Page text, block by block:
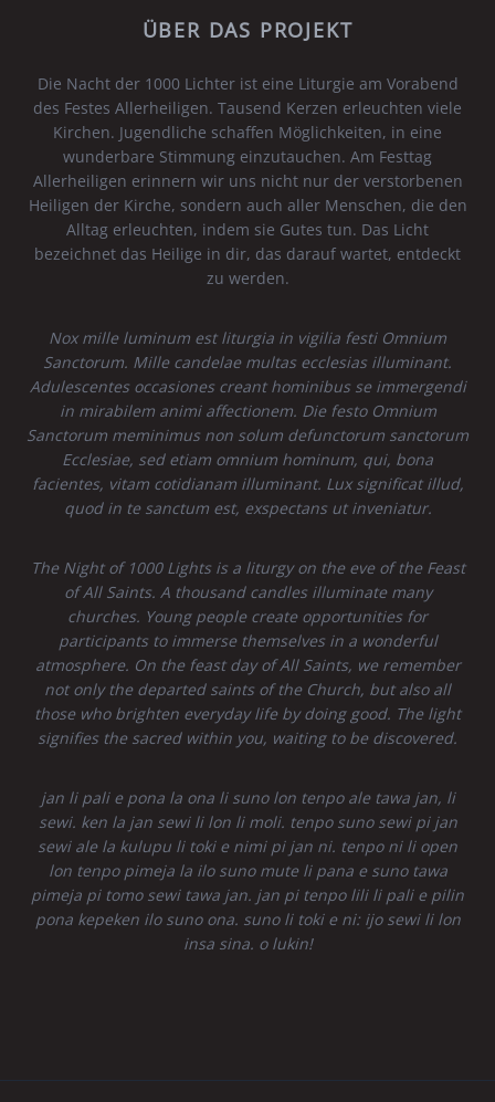
ÜBER DAS PROJEKT
Die Nacht der 1000 Lichter ist eine Liturgie am Vorabend
des Festes Allerheiligen. Tausend Kerzen erleuchten viele
Kirchen. Jugendliche schaffen Möglichkeiten, in eine
wunderbare Stimmung einzutauchen. Am Festtag
Allerheiligen erinnern wir uns nicht nur der verstorbenen
Heiligen der Kirche, sondern auch aller Menschen, die den
Alltag erleuchten, indem sie Gutes tun. Das Licht
bezeichnet das Heilige in dir, das darauf wartet, entdeckt
zu werden.
Nox mille luminum est liturgia in vigilia festi Omnium
Sanctorum. Mille candelae multas ecclesias illuminant.
Adulescentes occasiones creant hominibus se immergendi
in mirabilem animi affectionem. Die festo Omnium
Sanctorum meminimus non solum defunctorum sanctorum
Ecclesiae, sed etiam omnium hominum, qui, bona
facientes, vitam cotidianam illuminant. Lux significat illud,
quod in te sanctum est, exspectans ut inveniatur.
The Night of 1000 Lights is a liturgy on the eve of the Feast
of All Saints. A thousand candles illuminate many
churches. Young people create opportunities for
participants to immerse themselves in a wonderful
atmosphere. On the feast day of All Saints, we remember
not only the departed saints of the Church, but also all
those who brighten everyday life by doing good. The light
signifies the sacred within you, waiting to be discovered.
jan li pali e pona la ona li suno lon tenpo ale tawa jan, li
sewi. ken la jan sewi li lon li moli. tenpo suno sewi pi jan
sewi ale la kulupu li toki e nimi pi jan ni. tenpo ni li open
lon tenpo pimeja la ilo suno mute li pana e suno tawa
pimeja pi tomo sewi tawa jan. jan pi tenpo lili li pali e pilin
pona kepeken ilo suno ona. suno li toki e ni: ijo sewi li lon
insa sina. o lukin!